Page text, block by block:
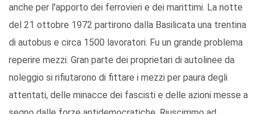
anche per l'apporto dei ferrovieri e dei marittimi. La notte
del 21 ottobre 1972 partirono dalla Basilicata una trentina
di autobus e circa 1500 lavoratori. Fu un grande problema
reperire mezzi. Gran parte dei proprietari di autolinee da
noleggio si rifiutarono di fittare i mezzi per paura degli
attentati, delle minacce dei fascisti e delle azioni messe a